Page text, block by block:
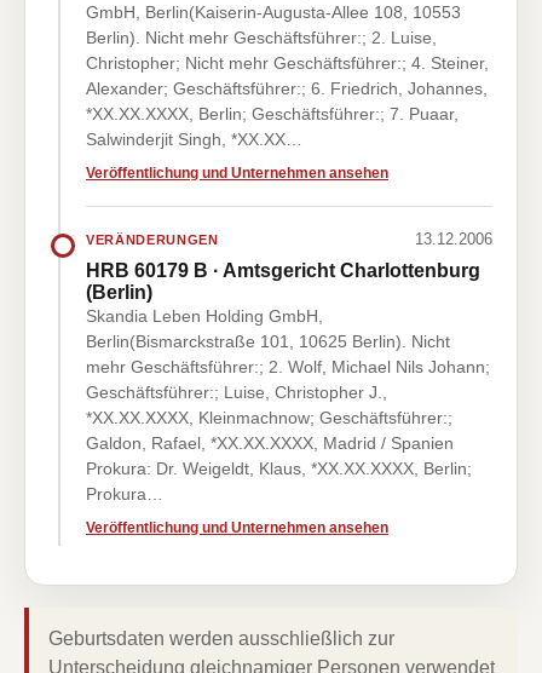
GmbH, Berlin(Kaiserin-Augusta-Allee 108, 10553
Berlin). Nicht mehr Geschäftsführer:; 2. Luise,
Christopher; Nicht mehr Geschäftsführer:; 4. Steiner,
Alexander; Geschäftsführer:; 6. Friedrich, Johannes,
*XX.XX.XXXX, Berlin; Geschäftsführer:; 7. Puaar,
Salwinderjit Singh, *XX.XX…
Veröffentlichung und Unternehmen ansehen
VERÄNDERUNGEN 13.12.2006
HRB 60179 B · Amtsgericht Charlottenburg
(Berlin)
Skandia Leben Holding GmbH,
Berlin(Bismarckstraße 101, 10625 Berlin). Nicht
mehr Geschäftsführer:; 2. Wolf, Michael Nils Johann;
Geschäftsführer:; Luise, Christopher J.,
*XX.XX.XXXX, Kleinmachnow; Geschäftsführer:;
Galdon, Rafael, *XX.XX.XXXX, Madrid / Spanien
Prokura: Dr. Weigeldt, Klaus, *XX.XX.XXXX, Berlin;
Prokura…
Veröffentlichung und Unternehmen ansehen
Geburtsdaten werden ausschließlich zur
Unterscheidung gleichnamiger Personen verwendet